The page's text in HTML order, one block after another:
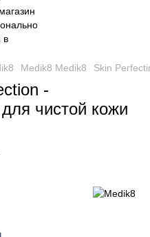
Medik8 Medik8 Skin
-
чистой кожи